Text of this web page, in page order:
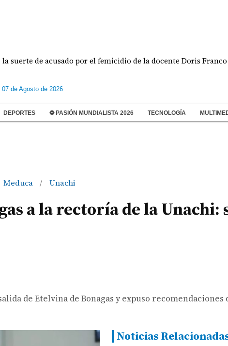
de acusado por el femicidio de la docente Doris Franco
07 de Agosto de 2026
DEPORTES ⚽ PASIÓN MUNDIALISTA 2026 TECNOLOGÍA
Meduca / Unachi
a la rectoría de la Unachi:
de Etelvina de Bonagas y expuso recomendaciones
Noticias